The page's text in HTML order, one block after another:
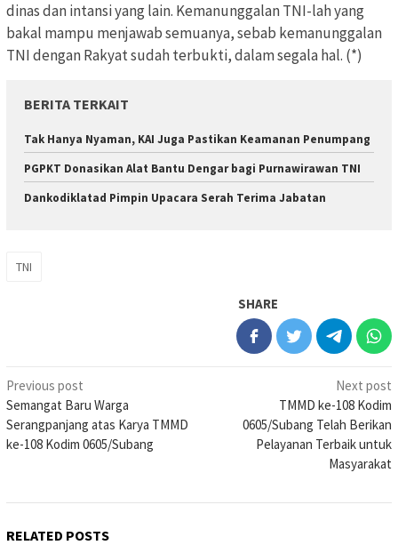
dinas dan intansi yang lain. Kemanunggalan TNI-lah yang
bakal mampu menjawab semuanya, sebab kemanunggalan
TNI dengan Rakyat sudah terbukti, dalam segala hal. (*)
BERITA TERKAIT
Tak Hanya Nyaman, KAI Juga Pastikan Keamanan Penumpang
PGPKT Donasikan Alat Bantu Dengar bagi Purnawirawan TNI
Dankodiklatad Pimpin Upacara Serah Terima Jabatan
TNI
SHARE
Post
navigation
Previous post
Semangat Baru Warga
Serangpanjang atas Karya TMMD
ke-108 Kodim 0605/Subang
Next post
TMMD ke-108 Kodim
0605/Subang Telah Berikan
Pelayanan Terbaik untuk
Masyarakat
RELATED POSTS